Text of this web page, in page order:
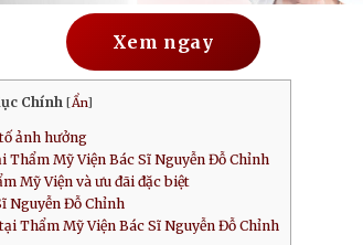
Xem ngay
Chính [Ẩn]
ảnh hưởng
Mỹ Viện Bác Sĩ Nguyễn Đỗ Chỉnh
Mỹ Viện và ưu đãi đặc biệt
Nguyễn Đỗ Chỉnh
Thẩm Mỹ Viện Bác Sĩ Nguyễn Đỗ Chỉnh